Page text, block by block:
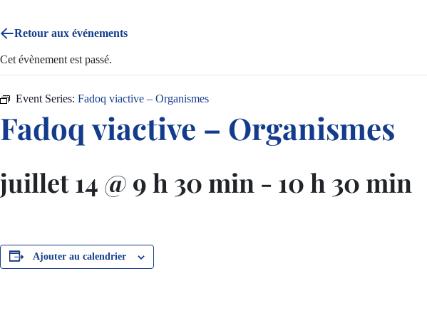
Retour aux événements
Cet évènement est passé.
Event Series: Fadoq viactive – Organismes
Fadoq viactive – Organismes
juillet 14 @ 9 h 30 min - 10 h 30 min
Ajouter au calendrier